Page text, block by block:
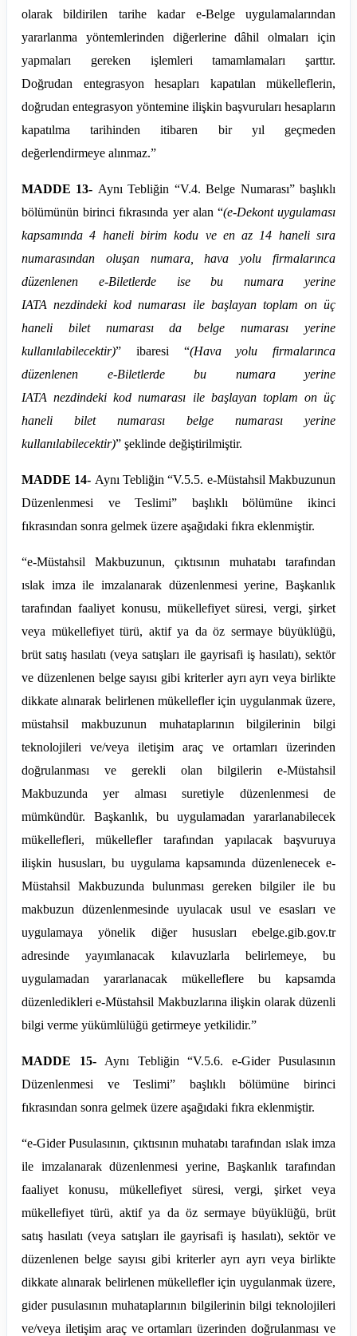
olarak bildirilen tarihe kadar e-Belge uygulamalarından
yararlanma yöntemlerinden diğerlerine dâhil olmaları için
yapmaları gereken işlemleri tamamlamaları şarttır.
Doğrudan entegrasyon hesapları kapatılan mükelleflerin,
doğrudan entegrasyon yöntemine ilişkin başvuruları hesapların
kapatılma tarihinden itibaren bir yıl geçmeden
değerlendirmeye alınmaz.”
MADDE 13- Aynı Tebliğin “V.4. Belge Numarası” başlıklı
bölümünün birinci fıkrasında yer alan “(e-Dekont uygulaması
kapsamında 4 haneli birim kodu ve en az 14 haneli sıra
numarasından oluşan numara, hava yolu firmalarınca
düzenlenen e-Biletlerde ise bu numara yerine
IATAnezdindeki kod numarası ile başlayan toplam on üç
haneli bilet numarası da belge numarası yerine
kullanılabilecektir)” ibaresi “(Hava yolu firmalarınca
düzenlenen e-Biletlerde bu numara yerine
IATAnezdindeki kod numarası ile başlayan toplam on üç
haneli bilet numarası belge numarası yerine
kullanılabilecektir)” şeklinde değiştirilmiştir.
MADDE 14- Aynı Tebliğin “V.5.5. e-Müstahsil Makbuzunun
Düzenlenmesi ve Teslimi” başlıklı bölümüne ikinci
fıkrasından sonra gelmek üzere aşağıdaki fıkra eklenmiştir.
“e-Müstahsil Makbuzunun, çıktısının muhatabı tarafından
ıslak imza ile imzalanarak düzenlenmesi yerine, Başkanlık
tarafından faaliyet konusu, mükellefiyet süresi, vergi, şirket
veya mükellefiyet türü, aktif ya da öz sermaye büyüklüğü,
brüt satışhasılatı (veya satışları ile gayrisafi iş hasılatı), sektör
ve düzenlenen belge sayısı gibi kriterler ayrıayrı veya birlikte
dikkate alınarak belirlenen mükellefler için uygulanmak üzere,
müstahsil makbuzunun muhataplarının bilgilerinin bilgi
teknolojileri ve/veya iletişim araç ve ortamları üzerinden
doğrulanması ve gerekli olan bilgilerin e-Müstahsil
Makbuzunda yer alması suretiyle düzenlenmesi de
mümkündür. Başkanlık, bu uygulamadan yararlanabilecek
mükellefleri, mükellefler tarafından yapılacak başvuruya
ilişkin hususları, bu uygulama kapsamında düzenlenecek e-
Müstahsil Makbuzunda bulunması gereken bilgiler ile bu
makbuzun düzenlenmesinde uyulacak usul ve esasları ve
uygulamaya yönelik diğer hususları ebelge.gib.gov.tr
adresinde yayımlanacak kılavuzlarla belirlemeye, bu
uygulamadan yararlanacak mükelleflere bu kapsamda
düzenledikleri e-Müstahsil Makbuzlarına ilişkin olarak düzenli
bilgi verme yükümlülüğü getirmeye yetkilidir.”
MADDE 15-Aynı Tebliğin “V.5.6. e-Gider Pusulasının
Düzenlenmesi ve Teslimi” başlıklı bölümüne birinci
fıkrasından sonra gelmek üzere aşağıdaki fıkra eklenmiştir.
“e-Gider Pusulasının, çıktısının muhatabı tarafından ıslak imza
ile imzalanarak düzenlenmesi yerine, Başkanlık tarafından
faaliyet konusu, mükellefiyet süresi, vergi, şirket veya
mükellefiyet türü, aktif ya da öz sermaye büyüklüğü, brüt
satışhasılatı (veya satışları ile gayrisafi iş hasılatı), sektör ve
düzenlenen belge sayısı gibi kriterler ayrı ayrı veya birlikte
dikkate alınarak belirlenen mükellefler için uygulanmak üzere,
gider pusulasının muhataplarının bilgilerinin bilgi teknolojileri
ve/veya iletişim araç ve ortamları üzerinden doğrulanması ve